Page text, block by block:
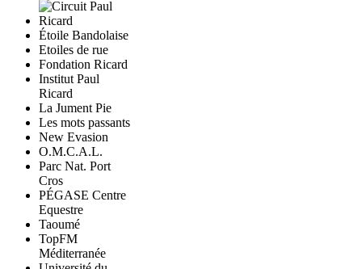
Étoile Bandolaise
Etoiles de rue
Fondation Ricard
Institut Paul
Ricard
La Jument Pie
Les mots passants
New Evasion
O.M.C.A.L.
Parc Nat. Port
Cros
PÉGASE Centre
Equestre
Taoumé
TopFM
Méditerranée